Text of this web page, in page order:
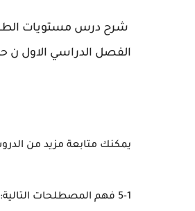
شرح درس مستويات
الفصل الدراسي الاول ن حيت
يمكنك متابعة مزيد من
5-1 فهم المصطلحات التالية: مستويات الطاقة الرئيسية والفرعية والافلاك. عدد الكم الرئيسي.